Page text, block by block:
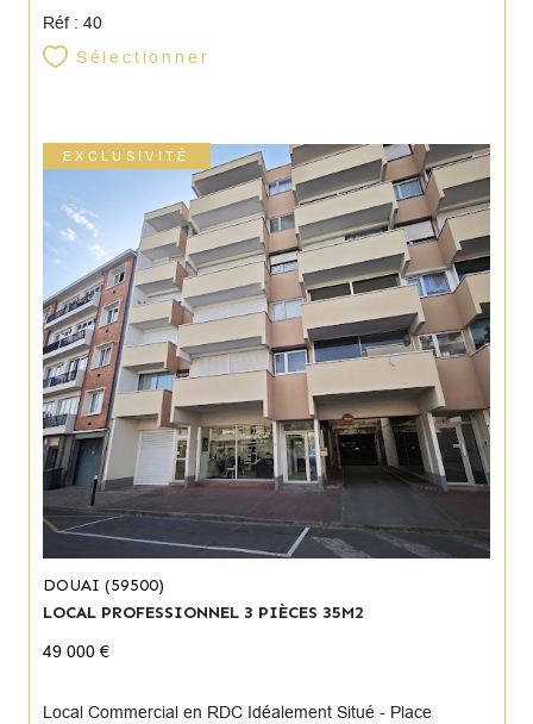
Réf : 40
Sélectionner
EXCLUSIVITÉ
DOUAI (59500)
LOCAL PROFESSIONNEL 3 PIÈCES 35M2
49 000 €
Local Commercial en RDC Idéalement Situé - Place